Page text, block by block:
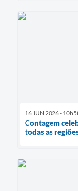
16 JUN 2026 -
Contagem
todas as